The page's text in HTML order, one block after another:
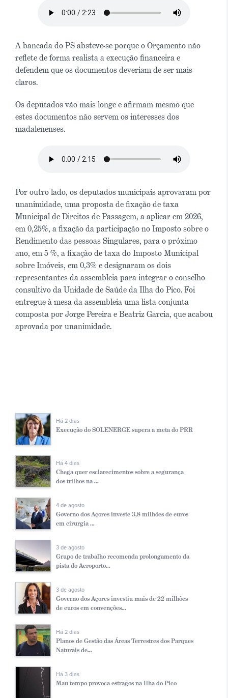
A bancada do PS absteve-se porque o Orçamento não
reflete de forma realista a execução financeira e
defendem que os documentos deveriam de ser mais
claros.
Os deputados vão mais longe e afirmam mesmo que
estes documentos não servem os interesses dos
madalenenses.
Por outro lado, os deputados municipais aprovaram por
unanimidade, uma proposta de fixação de taxa
Municipal de Direitos de Passagem, a aplicar em 2026,
em 0,25%, a fixação da participação no Imposto sobre o
Rendimento das pessoas Singulares, para o próximo
ano, em 5 %, a fixação de taxa do Imposto Municipal
sobre Imóveis, em 0,3% e designaram os dois
representantes da assembleia para integrar o conselho
consultivo da Unidade de Saúde da Ilha do Pico. Foi
entregue à mesa da assembleia uma lista conjunta
composta por Jorge Pereira e Beatriz Garcia, que acabou
aprovada por unanimidade.
Há 2 dias
Execução do SOLENERGE supera a meta do PRR
Há 4 dias
Chega quer esclarecimentos sobre a segurança
dos trilhos na ...
4 de agosto
Governo dos Açores investe 3,8 milhões de euros
em cirurgia ...
3 de agosto
Grupo de trabalho recomenda prolongamento da
pista do Aeroporto...
3 de agosto
Governo dos Açores investiu mais de 22 milhões
de euros em convenções...
Há 2 dias
Planos de Gestão das Áreas Terrestres dos Parques
Naturais de...
Há 3 dias
Mau tempo provoca estragos na Ilha do Pico